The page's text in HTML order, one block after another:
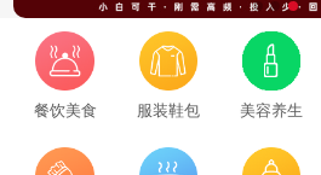
餐饮美食 服装鞋包 美容养生
2026-08-06